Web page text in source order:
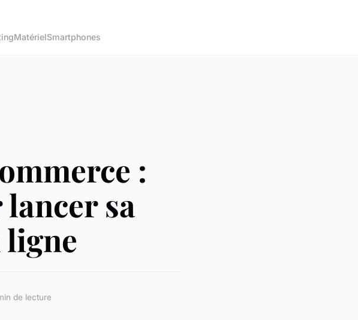
MatérielSmartphones
:
sa
de lecture